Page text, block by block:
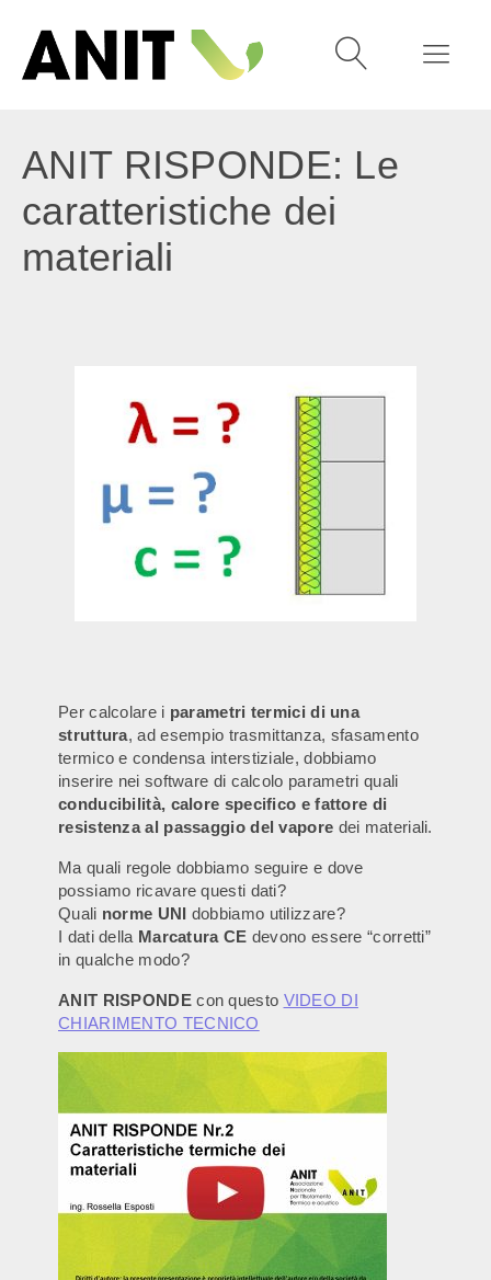
ANIT RISPONDE: Le
caratteristiche dei
materiali
Per calcolare i parametri termici di una
struttura, ad esempio trasmittanza, sfasamento
termico e condensa interstiziale, dobbiamo
inserire nei software di calcolo parametri quali
conducibilità, calore specifico e fattore di
resistenza al passaggio del vapore dei materiali.
Ma quali regole dobbiamo seguire e dove
possiamo ricavare questi dati?
Quali norme UNI dobbiamo utilizzare?
I dati della Marcatura CE devono essere “corretti”
in qualche modo?
ANIT RISPONDEcon questo VIDEO DI
CHIARIMENTO TECNICO